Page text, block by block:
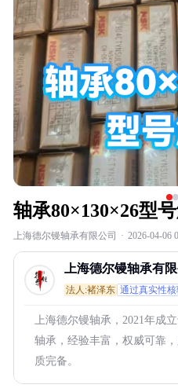
轴承80×130×26型
上海德尔镘轴承有限公司 · 2026-04-06
上海德尔镘轴承有
法人:褚泽东 通过真实性
上海德尔镘轴承，2021年成
轴承，经验丰富，权威可靠
质完备。